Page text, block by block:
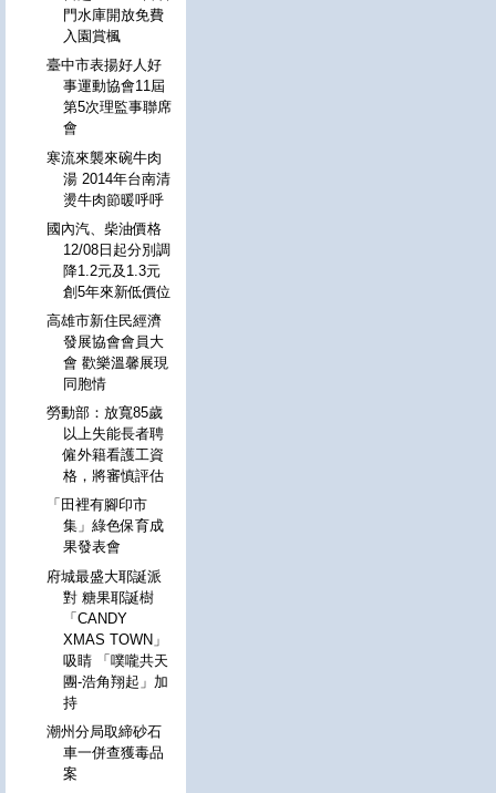
門水庫開放免費
入園賞楓
臺中市表揚好人好
事運動協會11屆
第5次理監事聯席
會
寒流來襲來碗牛肉
湯 2014年台南清
燙牛肉節暖呼呼
國內汽、柴油價格
12/08日起分別調
降1.2元及1.3元
創5年來新低價位
高雄市新住民經濟
發展協會會員大
會 歡樂溫馨展現
同胞情
勞動部：放寬85歲
以上失能長者聘
僱外籍看護工資
格，將審慎評估
「田裡有腳印市
集」綠色保育成
果發表會
府城最盛大耶誕派
對 糖果耶誕樹
「CANDY
XMAS TOWN」
吸睛 「噗嚨共天
團-浩角翔起」加
持
潮州分局取締砂石
車一併查獲毒品
案